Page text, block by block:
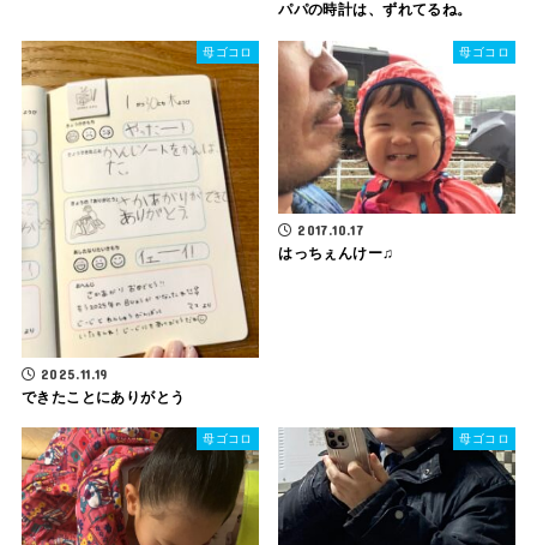
パパの時計は、ずれてるね。
母ゴコロ
2025.11.19
できたことにありがとう
母ゴコロ
2017.10.17
はっちぇんけー♫
母ゴコロ 母ゴコロ